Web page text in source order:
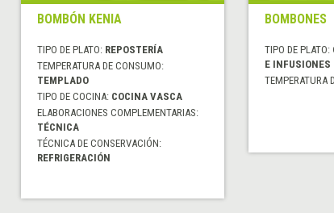
BOMBÓN KENIA
TIPO DE PLATO: REPOSTERÍA
TEMPERATURA DE CONSUMO:
TEMPLADO
TIPO DE COCINA: COCINA VASCA
ELABORACIONES COMPLEMENTARIAS:
TÉCNICA
TÉCNICA DE CONSERVACIÓN:
REFRIGERACIÓN
BOMBONES
TIPO DE PLATO:
E INFUSIONES
TEMPERATURA